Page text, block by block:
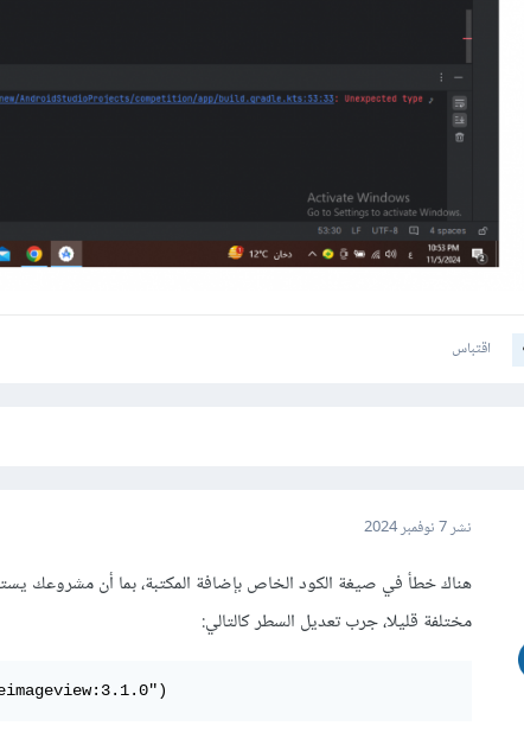
اقتباس
نشر7 نوفمبر 2024
مختلفة قليلا، جرب تعديل السطر كالتالي: